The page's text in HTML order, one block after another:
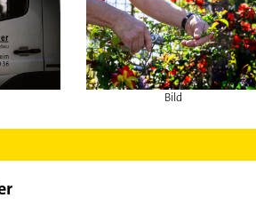
Bild